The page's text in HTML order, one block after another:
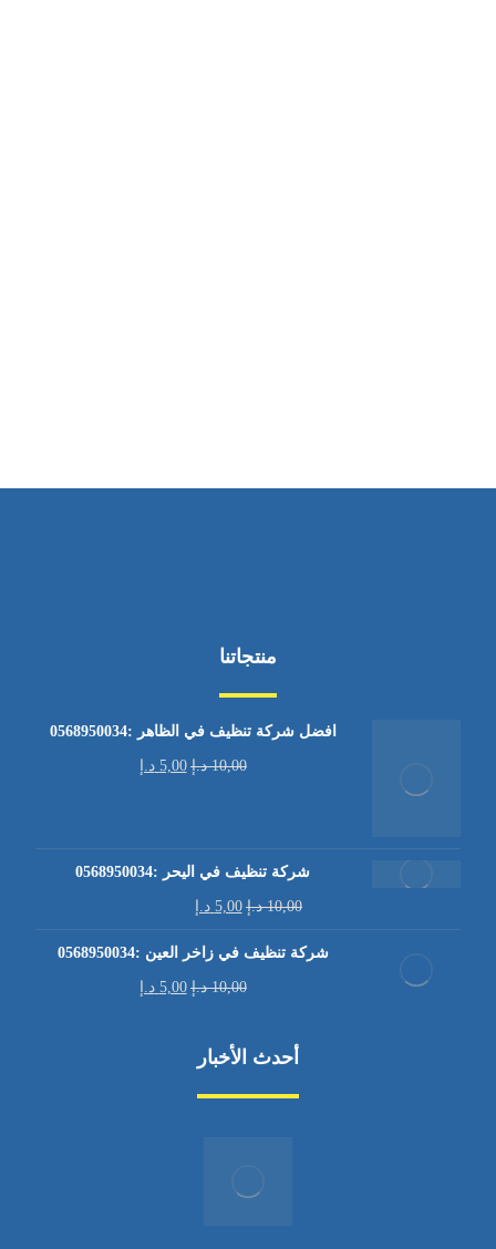
منتجاتنا
افضل شركة تنظيف في الظاهر :0568950034
10,00 د.إ 5,00 د.إ
شركة تنظيف في اليحر :0568950034
10,00 د.إ 5,00 د.إ
شركة تنظيف في زاخر العين :0568950034
10,00 د.إ 5,00 د.إ
أحدث الأخبار